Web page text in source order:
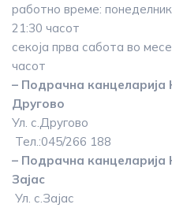
работно време:
21:30 часот
секоја прва сабота во
часот
– Подрачна канцеларија
Другово
Ул. с.Другово
Тел.:045/266 188
– Подрачна канцеларија
Зајас
Ул. с.Зајас